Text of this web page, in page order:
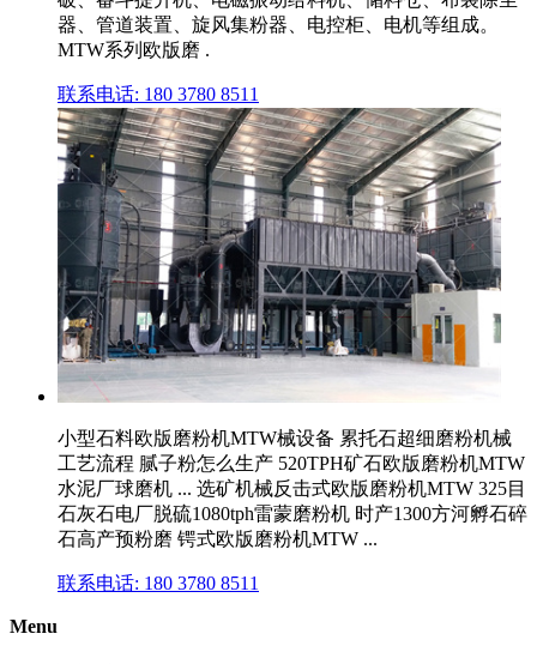
器、管道装置、旋风集粉器、电控柜、电机等组成。
MTW系列欧版磨 .
联系电话: 180 3780 8511
小型石料欧版磨粉机MTW械设备 累托石超细磨粉机械
工艺流程 腻子粉怎么生产 520TPH矿石欧版磨粉机MTW
水泥厂球磨机 ... 选矿机械反击式欧版磨粉机MTW 325目
石灰石电厂脱硫1080tph雷蒙磨粉机 时产1300方河孵石碎
石高产预粉磨 锷式欧版磨粉机MTW ...
联系电话: 180 3780 8511
Menu